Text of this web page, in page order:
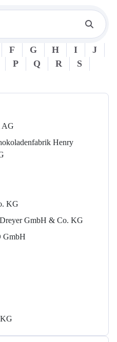
F G H I
J
P Q R
S
AG
Henry
KG
GmbH & Co. KG
GmbH